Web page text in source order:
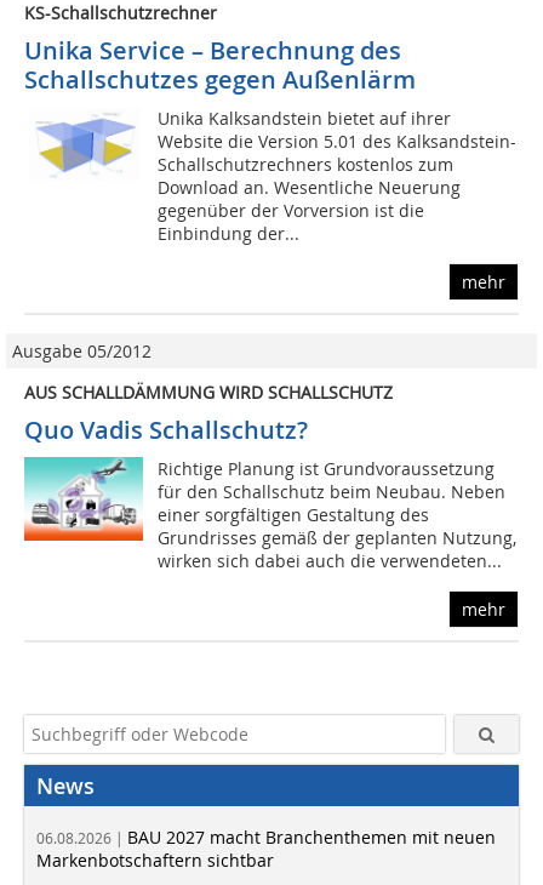
KS-Schallschutzrechner
Unika Service – Berechnung des
Schallschutzes gegen Außenlärm
Unika Kalksandstein bietet auf ihrer
Website die Version 5.01 des Kalksandstein-
Schallschutzrechners kostenlos zum
Download an. Wesentliche Neuerung
gegenüber der Vorversion ist die
Einbindung der...
mehr
Ausgabe 05/2012
AUS SCHALLDÄMMUNG WIRD SCHALLSCHUTZ
Quo Vadis Schallschutz?
Richtige Planung ist Grundvoraussetzung
für den Schallschutz beim Neubau. Neben
einer sorgfältigen Gestaltung des
Grundrisses gemäß der geplanten Nutzung,
wirken sich dabei auch die verwendeten...
mehr
News
06.08.2026 | BAU 2027 macht Branchenthemen mit neuen
Markenbotschaftern sichtbar